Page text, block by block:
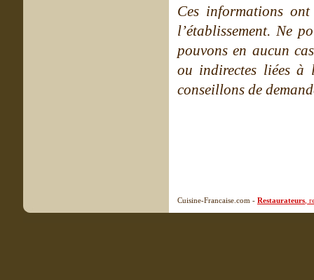
Ces informations
l’établissement. Ne
pouvons en aucun
ou indirectes liées à
conseillons de
Cuisine-Francaise.com - Restaurateurs ,